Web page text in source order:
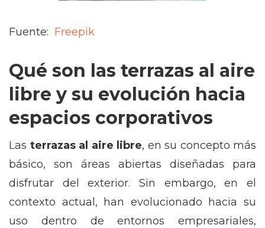
Fuente: Freepik
Qué son las terrazas al aire
libre y su evolución hacia
espacios corporativos
Las terrazas al aire libre, en su concepto más
básico, son áreas abiertas diseñadas para
disfrutar del exterior. Sin embargo, en el
contexto actual, han evolucionado hacia su
uso dentro de entornos empresariales,